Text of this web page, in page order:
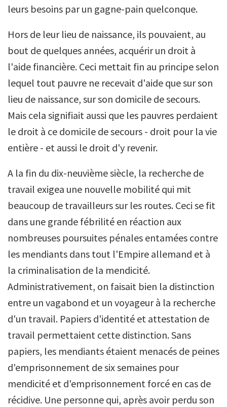
leurs besoins par un gagne-pain quelconque.
Hors de leur lieu de naissance, ils pouvaient, au
bout de quelques années, acquérir un droit à
l'aide financière. Ceci mettait fin au principe selon
lequel tout pauvre ne recevait d'aide que sur son
lieu de naissance, sur son domicile de secours.
Mais cela signifiait aussi que les pauvres perdaient
le droit à ce domicile de secours - droit pour la vie
entière - et aussi le droit d'y revenir.
A la fin du dix-neuvième siècle, la recherche de
travail exigea une nouvelle mobilité qui mit
beaucoup de travailleurs sur les routes. Ceci se fit
dans une grande fébrilité en réaction aux
nombreuses poursuites pénales entamées contre
les mendiants dans tout l'Empire allemand et à
la criminalisation de la mendicité.
Administrativement, on faisait bien la distinction
entre un vagabond et un voyageur à la recherche
d'un travail. Papiers d'identité et attestation de
travail permettaient cette distinction. Sans
papiers, les mendiants étaient menacés de peines
d'emprisonnement de six semaines pour
mendicité et d'emprisonnement forcé en cas de
récidive. Une personne qui, après avoir perdu son